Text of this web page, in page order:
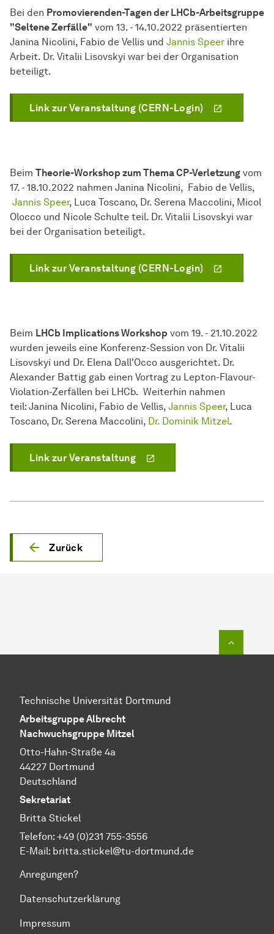
Bei den Promovierenden-Tagen der LHCb-Arbeitsgruppe
"Seltene Zerfälle" vom 13. - 14.10.2022 präsentierten
Janina Nicolini, Fabio de Vellis und Jannis Speer ihre
Arbeit. Dr. Vitalii Lisovskyi war bei der Organisation
beteiligt.
Link zur Veranstaltung (CERN-Login)
Beim Theorie-Workshop zum Thema CP-Verletzung vom
17. - 18.10.2022 nahmen Janina Nicolini, Fabio de Vellis,
Jannis Speer, Luca Toscano, Dr. Serena Maccolini, Micol
Olocco und Nicole Schulte teil. Dr. Vitalii Lisovskyi war
bei der Organisation beteiligt.
Link zur Veranstaltung (CERN-Login)
Beim LHCb Implications Workshop vom 19. - 21.10.2022
wurden jeweils eine Konferenz-Session von Dr. Vitalii
Lisovskyi und Dr. Elena Dall'Occo ausgerichtet. Dr.
Alexander Battig gab einen Vortrag zu Lepton-Flavour-
Violation-Zerfällen bei LHCb. Weiterhin nahmen
teil: Janina Nicolini, Fabio de Vellis, Jannis Speer, Luca
Toscano, Dr. Serena Maccolini, Dr. Dominik Mitzel.
Link zur Veranstaltung
Zurück
Technische Universität Dortmund
Arbeitsgruppe Albrecht
Nachwuchsgruppe Mitzel
Otto-Hahn-Straße 4a
44227 Dortmund
Deutschland
Sekretariat
Britta Stickel
Telefon: +49 (0)231 755-3556
E-Mail: britta.stickel@tu-dortmund.de
Anregungen?
Datenschutzerklärung
Impressum